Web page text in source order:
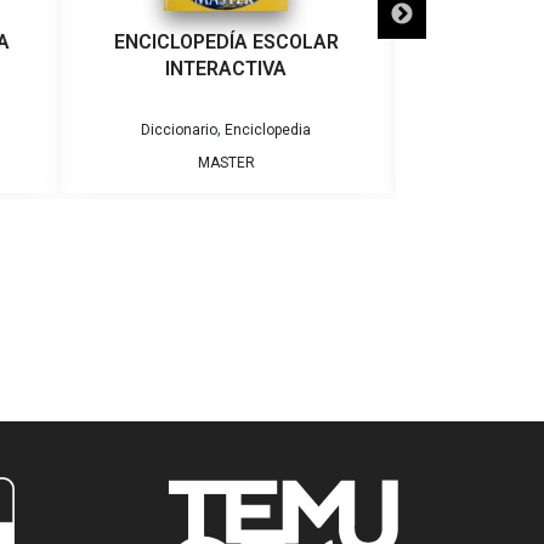
ENCICLOPEDÍA ESCOLAR
INTERACTIVA
Diccionario, Enciclopedia
MASTER
DICCIONARIO